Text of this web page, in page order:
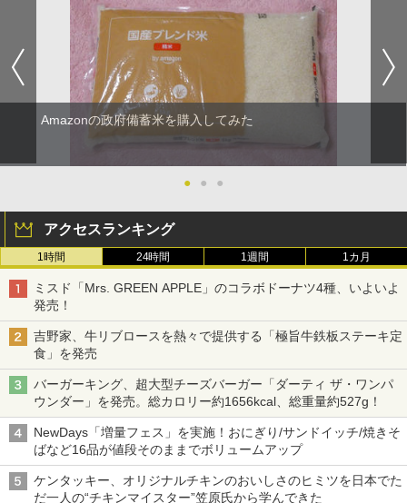
Amazonの政府備蓄米を購入してみた
● ● ●
アクセスランキング
1時間 24時間 1週間 1カ月
ミスド「Mrs. GREEN APPLE」のコラボドーナツ4種、いよいよ
発売！
吉野家、牛リブロースを熱々で提供する「極旨牛鉄板ステーキ定
食」を発売
バーガーキング、超大型チーズバーガー「ダーティ ザ・ワンパ
ウンダー」を発売。総カロリー約1656kcal、総重量約527g！
NewDays「増量フェス」を実施！おにぎり/サンドイッチ/焼きそ
ばなど16品が値段そのままでボリュームアップ
ケンタッキー、オリジナルチキンのおいしさのヒミツを日本でた
だ一人の“チキンマイスター”笠原氏から学んできた